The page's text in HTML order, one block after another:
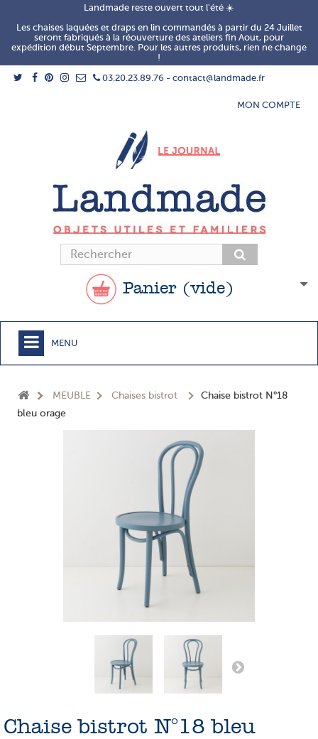
Landmade reste ouvert tout l'été ☀️
Les chaises laquées et draps en lin commandés à partir du 24 Juillet
seront fabriqués à la réouverture des ateliers fin Aout, pour
expédition début Septembre. Pour les autres produits, rien ne change
!
03.20.23.89.76 - contact@landmade.fr
MON COMPTE
Panier (vide)
MENU
MEUBLE Chaises bistrot
Chaise bistrot N°18
bleu orage
Chaise bistrot N°18 bleu